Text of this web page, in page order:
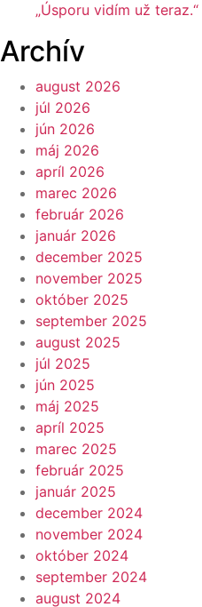
„Úsporu vidím už teraz.“
Archív
august 2026
júl 2026
jún 2026
máj 2026
apríl 2026
marec 2026
február 2026
január 2026
december 2025
november 2025
október 2025
september 2025
august 2025
júl 2025
jún 2025
máj 2025
apríl 2025
marec 2025
február 2025
január 2025
december 2024
november 2024
október 2024
september 2024
august 2024